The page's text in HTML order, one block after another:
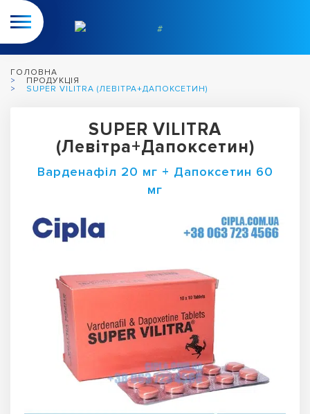
ГОЛОВНА
ПРОДУКЦІЯ
SUPER VILITRA (ЛЕВІТРА+ДАПОКСЕТИН)
SUPER VILITRA
(Левітра+Дапоксетин)
Варденафіл 20 мг + Дапоксетин 60
мг